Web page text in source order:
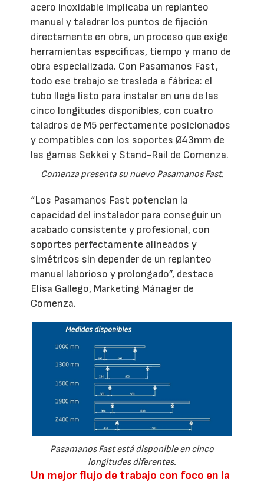
acero inoxidable implicaba un replanteo
manual y taladrar los puntos de fijación
directamente en obra, un proceso que exige
herramientas específicas, tiempo y mano de
obra especializada. Con Pasamanos Fast,
todo ese trabajo se traslada a fábrica: el
tubo llega listo para instalar en una de las
cinco longitudes disponibles, con cuatro
taladros de M5 perfectamente posicionados
y compatibles con los soportes Ø43mm de
las gamas Sekkei y Stand-Rail de Comenza.
Comenza presenta su nuevo Pasamanos Fast.
“Los Pasamanos Fast potencian la
capacidad del instalador para conseguir un
acabado consistente y profesional, con
soportes perfectamente alineados y
simétricos sin depender de un replanteo
manual laborioso y prolongado”, destaca
Elisa Gallego, Marketing Mánager de
Comenza.
Pasamanos Fast está disponible en cinco
longitudes diferentes.
Un mejor flujo de trabajo con foco en la